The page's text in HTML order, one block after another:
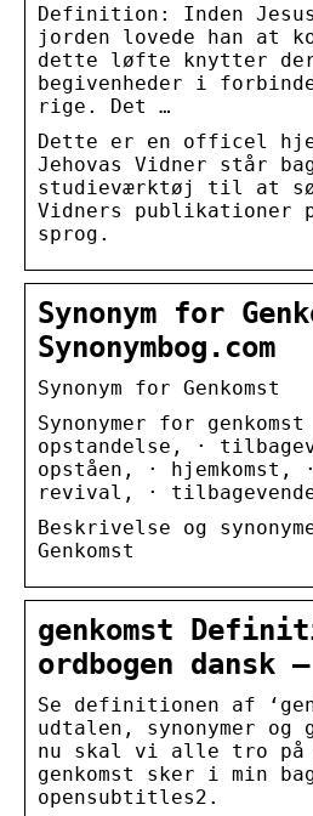
Definition: Inden
jorden lovede han at
dette løfte knytter der
begivenheder i
rige. Det …
Dette er en officel
Jehovas Vidner står
studieværktøj til at
Vidners publikationer
sprog.
Synonym for
Synonymbog.com
Synonym for Genkomst
Synonymer for
opstandelse, ·
opståen, ·
revival, ·
Beskrivelse og
Genkomst
genkomst
ordbogen dansk
Se definitionen af
udtalen, synonymer og
nu skal vi alle tro på
genkomst sker i min
opensubtitles2.